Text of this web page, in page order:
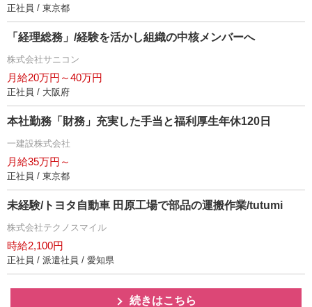
正社員 / 東京都
「経理総務」/経験を活かし組織の中核メンバーへ
株式会社サニコン
月給20万円～40万円
正社員 / 大阪府
本社勤務「財務」充実した手当と福利厚生年休120日
一建設株式会社
月給35万円～
正社員 / 東京都
未経験/トヨタ自動車 田原工場で部品の運搬作業/tutumi
株式会社テクノスマイル
時給2,100円
正社員 / 派遣社員 / 愛知県
続きはこちら